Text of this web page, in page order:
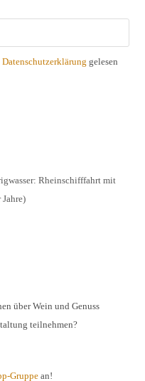
Datenschutzerklärung gelesen
Rheinschifffahrt mit
über Wein und Genuss
teilnehmen?
Gruppean!